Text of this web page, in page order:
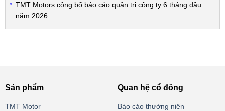
TMT Motors công bố báo cáo quản trị công ty 6 tháng đầu
năm 2026
Sản phẩm
TMT Motor
Quan hệ cổ đông
Báo cáo thường niên